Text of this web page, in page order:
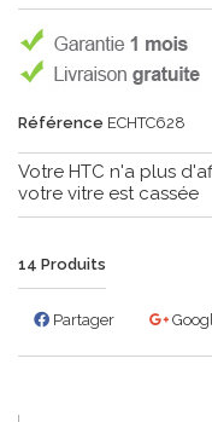
Référence ECHTC628
Votre HTC n'a plus
votre vitre est cassée
14 Produits
Partager